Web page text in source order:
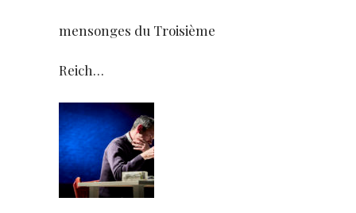
mensonges du Troisième
Reich…